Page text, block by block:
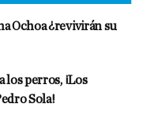
Ochoa ¿revivirán su
los perros, ¡Los
Sola!